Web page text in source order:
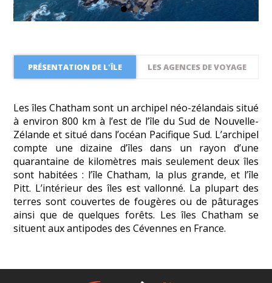
PRÉSENTATION DE L'ÎLE LES AGENCES DE VOYAGE
Les îles Chatham sont un archipel néo-zélandais situé
à environ 800 km à l’est de l’île du Sud de Nouvelle-
Zélande et situé dans l’océan Pacifique Sud. L’archipel
compte une dizaine d’îles dans un rayon d’une
quarantaine de kilomètres mais seulement deux îles
sont habitées : l’île Chatham, la plus grande, et l’île
Pitt. L’intérieur des îles est vallonné. La plupart des
terres sont couvertes de fougères ou de pâturages
ainsi que de quelques forêts. Les îles Chatham se
situent aux antipodes des Cévennes en France.